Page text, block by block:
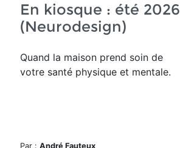
En kiosque : été 2026
(Neurodesign)
Quand la maison prend soin de
votre santé physique et mentale.
Par : André Fauteux